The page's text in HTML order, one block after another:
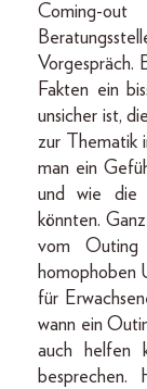
Coming-
Vorgespräch.
Fakten ein
unsicher ist,
zur Thematik
man ein
und wie die
könnten.
vom
homophoben
für
wann ein
auch helfen